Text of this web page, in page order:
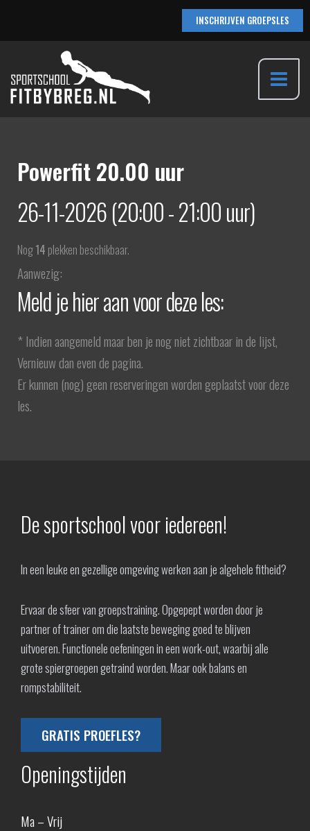
inhoud
INSCHRIJVEN GROEPSLES
Main
Powerfit 20.00 uur
26-11-2026 (20:00 - 21:00 uur)
Nog14 plekken beschikbaar.
Aanwezig:
Meld je hier aan voor deze les:
* Indien aangemeld maar ben je nog niet zichtbaar in de lijst,
Vernieuw dan even de pagina.
Er kunnen (nog) geen reserveringen worden geplaatst voor deze
les.
De sportschool voor iedereen!
In een leuke en gezellige omgeving werken aan je algehele fitheid?
Ervaar de sfeer van groepstraining. Opgepept worden door je
partner of trainer om die laatste beweging goed te blijven
uitvoeren. Functionele oefeningen in een work-out, waarbij alle
grote spiergroepen getraind worden. Maar ook balans en
rompstabiliteit.
GRATIS PROEFLES?
Openingstijden
Ma – Vrij